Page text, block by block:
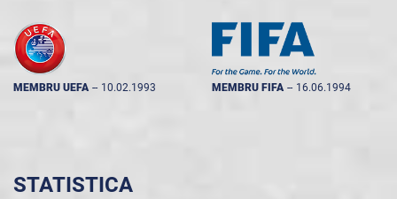
MEMBRU UEFA -- 10.02.1993 MEMBRU FIFA -- 16.06.1994
STATISTICA